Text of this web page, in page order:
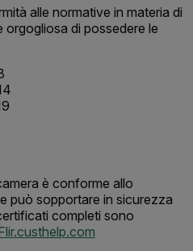
alle normative in materia di
orgogliosa di possedere le
è conforme allo
può sopportare in sicurezza
completi sono